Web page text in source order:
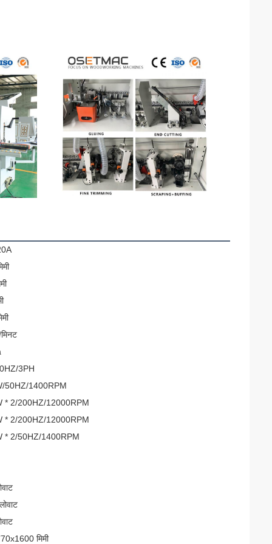
3PH
50HZ/1400RPM
* 2/200HZ/12000RPM
* 2/200HZ/12000RPM
* 2/50HZ/1400RPM
मिमी